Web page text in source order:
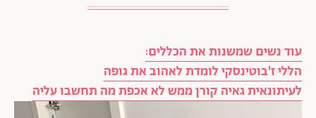
עוד נשים שמשנות את הכללים:
הללי ז'בוטינסקי לומדת לאהוב את גופה
לעיתונאית גאיה קורן ממש לא אכפת מה תחשבו עליה